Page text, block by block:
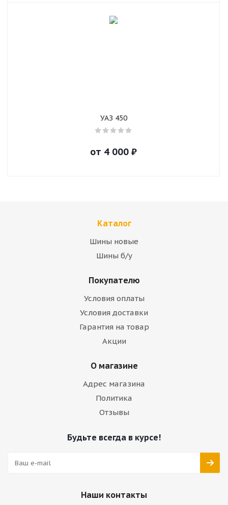
УАЗ 450
от 4 000 ₽
Каталог
Шины новые
Шины б/у
Покупателю
Условия оплаты
Условия доставки
Гарантия на товар
Акции
О магазине
Адрес магазина
Политика
Отзывы
Будьте всегда в курсе!
Наши контакты